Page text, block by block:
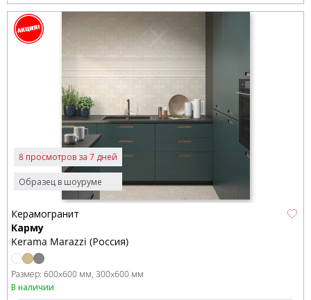
Образец в шоуруме
8 просмотров за 7 дней
Керамогранит
Карму
Kerama Marazzi (Россия)
Размер: 600x600 мм 300x600 мм
В наличии